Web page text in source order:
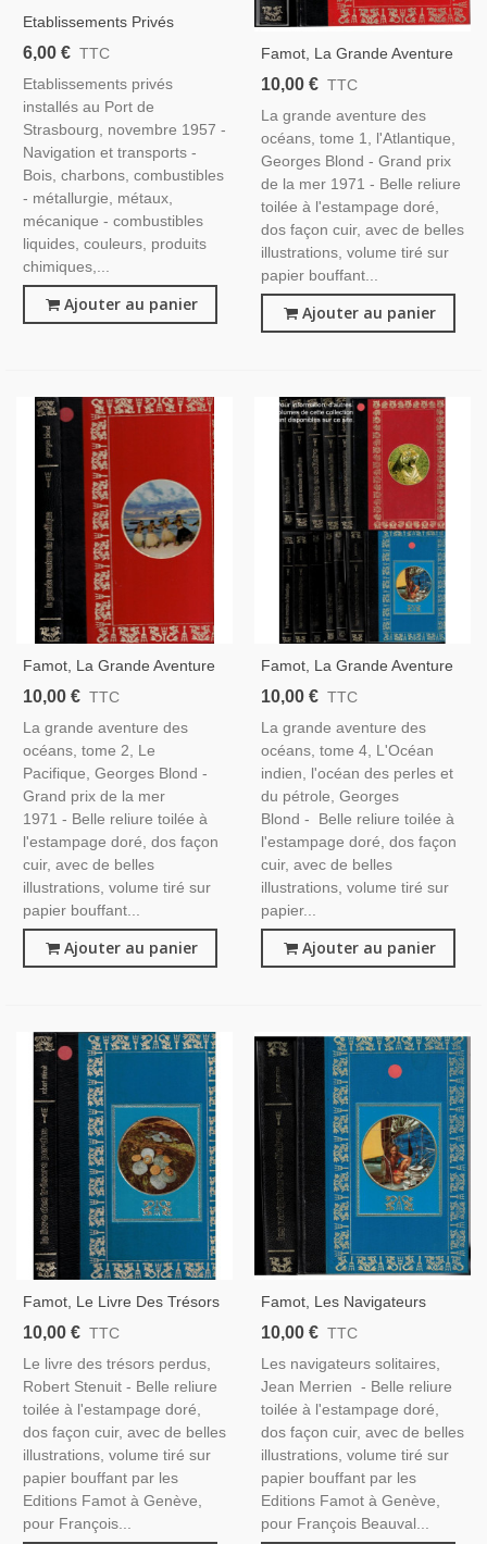
Etablissements Privés
Installés Au Port De
Transports, Commerce
Fluvial, Alsace -
6,00 € TTC
Etablissements privés
installés au Port de
Strasbourg, novembre 1957 -
Navigation et transports -
Bois, charbons, combustibles
- métallurgie, métaux,
mécanique - combustibles
liquides, couleurs, produits
chimiques,...
Ajouter au panier
Famot, La Grande Aventure
Des Océans, T1 L'Atlantique,
Aventures En Mer,
Navigateurs, Océan
Atlantique,
10,00 € TTC
La grande aventure des
océans, tome 1, l'Atlantique,
Georges Blond - Grand prix
de la mer 1971 - Belle reliure
toilée à l'estampage doré,
dos façon cuir, avec de belles
illustrations, volume tiré sur
papier bouffant...
Ajouter au panier
Famot, La Grande Aventure
Des Océans, T2 Le
1976 -, Aventures En Mer,
Navigateurs, Océan
Pacifique,
10,00 € TTC
La grande aventure des
océans, tome 2, Le
Pacifique, Georges Blond -
Grand prix de la mer
1971 - Belle reliure toilée à
l'estampage doré, dos façon
cuir, avec de belles
illustrations, volume tiré sur
papier bouffant...
Ajouter au panier
Famot, La Grande Aventure
Des Océans, T4 L'Océan
-, Aventures En Mer,
Navigateurs,
10,00 € TTC
La grande aventure des
océans, tome 4, L'Océan
indien, l'océan des perles et
du pétrole, Georges
Blond - Belle reliure toilée à
l'estampage doré, dos façon
cuir, avec de belles
illustrations, volume tiré sur
papier...
Ajouter au panier
Famot, Le Livre Des Trésors
Perdus, Robert Stenuit, 1976
Sécession, Aventures En
Mer, Navigateurs,
10,00 € TTC
Le livre des trésors perdus,
Robert Stenuit - Belle reliure
toilée à l'estampage doré,
dos façon cuir, avec de belles
illustrations, volume tiré sur
papier bouffant par les
Editions Famot à Genève,
pour François...
Famot, Les Navigateurs
Solitaires, Jean Merrien,
Nautisme,
10,00 € TTC
Les navigateurs solitaires,
Jean Merrien - Belle reliure
toilée à l'estampage doré,
dos façon cuir, avec de belles
illustrations, volume tiré sur
papier bouffant par les
Editions Famot à Genève,
pour François Beauval...